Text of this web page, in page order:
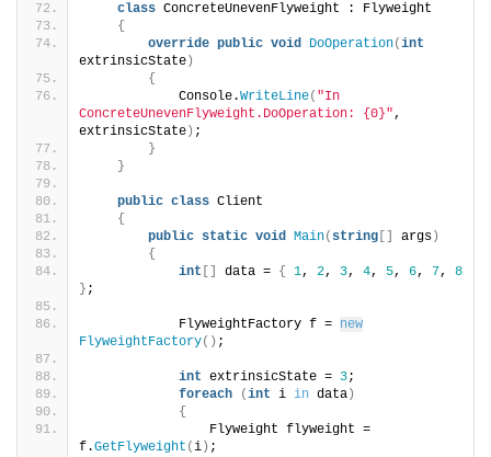
class ConcreteUnevenFlyweight : Flyweight
{
override public void DoOperation(int
extrinsicState )
{
            Console.
WriteLine( "In
ConcreteUnevenFlyweight.DoOperation: {0}",
extrinsicState ) ;
}
}
public class Client
{
public static void Main( string args )
{
int
data = { 1, 2, 3, 4, 5, 6, 7, 8
} ;
            FlyweightFactory f =
new
FlyweightFactory() ;
int extrinsicState = 3;
foreach
(int i in data )
{
                Flyweight flyweight =
f.GetFlyweight (i ) ;